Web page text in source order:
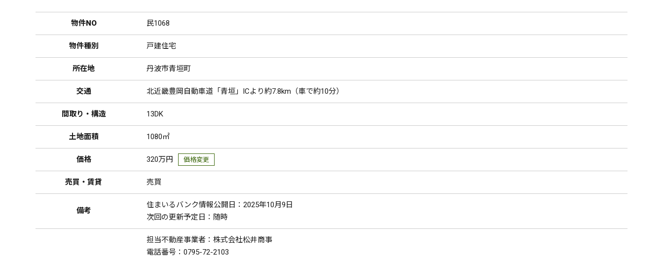
物件NO 民1068
物件種別 戸建住宅
所在地 丹波市青垣町
交通 北近畿豊岡自動車道「青垣」ICより約7.8km（車で約10分）
間取り・構造 13DK
土地面積 1080㎡
価格 320万円 価格変更
売買・賃貸 売買
備考
住まいるバンク情報公開日：2025年10月9日
次回の更新予定日：随時
担当不動産事業者：株式会社松井商事
電話番号：0795-72-2103